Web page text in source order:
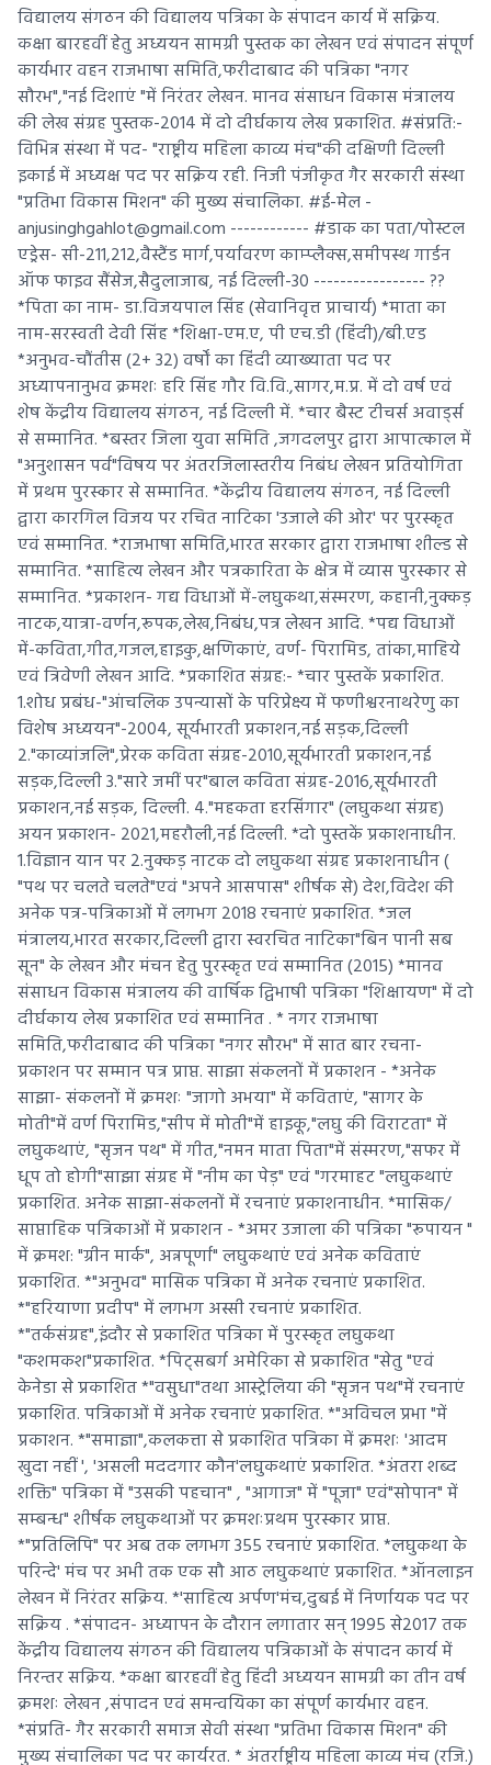
विद्यालय संगठन की विद्यालय पत्रिका के संपादन कार्य में सक्रिय.
कक्षा बारहवीं हेतु अध्ययन सामग्री पुस्तक का लेखन एवं संपादन संपूर्ण
कार्यभार वहन राजभाषा समिति,फरीदाबाद की पत्रिका "नगर
सौरभ","नई दिशाएं "में निरंतर लेखन. मानव संसाधन विकास मंत्रालय
की लेख संग्रह पुस्तक-2014 में दो दीर्घकाय लेख प्रकाशित. #संप्रति:-
विभिन्न संस्था में पद- "राष्ट्रीय महिला काव्य मंच"की दक्षिणी दिल्ली
इकाई में अध्यक्ष पद पर सक्रिय रही. निजी पंजीकृत गैर सरकारी संस्था
"प्रतिभा विकास मिशन" की मुख्य संचालिका. #ई-मेल -
anjusinghgahlot@gmail.com ------------ #डाक का पता/पोस्टल
एड्रेस- सी-211,212,वैस्टैंड मार्ग,पर्यावरण काम्प्लैक्स,समीपस्थ गार्डन
ऑफ फाइव सैंसेज,सैदुलाजाब, नई दिल्ली-30 ----------------- ??
*पिता का नाम- डा.विजयपाल सिंह (सेवानिवृत्त प्राचार्य) *माता का
नाम-सरस्वती देवी सिंह *शिक्षा-एम.ए, पी एच.डी (हिंदी)/बी.एड
*अनुभव-चौंतीस (2+ 32) वर्षों का हिंदी व्याख्याता पद पर
अध्यापनानुभव क्रमशः हरि सिंह गौर वि.वि.,सागर,म.प्र. में दो वर्ष एवं
शेष केंद्रीय विद्यालय संगठन, नई दिल्ली में. *चार बैस्ट टीचर्स अवार्ड्स
से सम्मानित. *बस्तर जिला युवा समिति ,जगदलपुर द्वारा आपात्काल में
"अनुशासन पर्व"विषय पर अंतरजिलास्तरीय निबंध लेखन प्रतियोगिता
में प्रथम पुरस्कार से सम्मानित. *केंद्रीय विद्यालय संगठन, नई दिल्ली
द्वारा कारगिल विजय पर रचित नाटिका 'उजाले की ओर' पर पुरस्कृत
एवं सम्मानित. *राजभाषा समिति,भारत सरकार द्वारा राजभाषा शील्ड से
सम्मानित. *साहित्य लेखन और पत्रकारिता के क्षेत्र में व्यास पुरस्कार से
सम्मानित. *प्रकाशन- गद्य विधाओं में-लघुकथा,संस्मरण, कहानी,नुक्कड़
नाटक,यात्रा-वर्णन,रूपक,लेख,निबंध,पत्र लेखन आदि. *पद्य विधाओं
में-कविता,गीत,गजल,हाइकु,क्षणिकाएं, वर्ण- पिरामिड, तांका,माहिये
एवं त्रिवेणी लेखन आदि. *प्रकाशित संग्रह:- *चार पुस्तकें प्रकाशित.
1.शोध प्रबंध-"आंचलिक उपन्यासों के परिप्रेक्ष्य में फणीश्वरनाथरेणु का
विशेष अध्ययन"-2004, सूर्यभारती प्रकाशन,नई सड़क,दिल्ली
2."काव्यांजलि",प्रेरक कविता संग्रह-2010,सूर्यभारती प्रकाशन,नई
सड़क,दिल्ली 3."सारे जमीं पर"बाल कविता संग्रह-2016,सूर्यभारती
प्रकाशन,नई सड़क, दिल्ली. 4."महकता हरसिंगार" (लघुकथा संग्रह)
अयन प्रकाशन- 2021,महरौली,नई दिल्ली. *दो पुस्तकें प्रकाशनाधीन.
1.विज्ञान यान पर 2.नुक्कड़ नाटक दो लघुकथा संग्रह प्रकाशनाधीन (
"पथ पर चलते चलते"एवं "अपने आसपास" शीर्षक से) देश,विदेश की
अनेक पत्र-पत्रिकाओं में लगभग 2018 रचनाएं प्रकाशित. *जल
मंत्रालय,भारत सरकार,दिल्ली द्वारा स्वरचित नाटिका"बिन पानी सब
सून" के लेखन और मंचन हेतु पुरस्कृत एवं सम्मानित (2015) *मानव
संसाधन विकास मंत्रालय की वार्षिक द्विभाषी पत्रिका "शिक्षायण" में दो
दीर्घकाय लेख प्रकाशित एवं सम्मानित . * नगर राजभाषा
समिति,फरीदाबाद की पत्रिका "नगर सौरभ" में सात बार रचना-
प्रकाशन पर सम्मान पत्र प्राप्त. साझा संकलनों में प्रकाशन - *अनेक
साझा- संकलनों में क्रमशः "जागो अभया" में कविताएं, "सागर के
मोती"में वर्ण पिरामिड,"सीप में मोती"में हाइकू,"लघु की विराटता" में
लघुकथाएं, "सृजन पथ" में गीत,"नमन माता पिता"में संस्मरण,"सफर में
धूप तो होगी"साझा संग्रह में "नीम का पेड़" एवं "गरमाहट "लघुकथाएं
प्रकाशित. अनेक साझा-संकलनों में रचनाएं प्रकाशनाधीन. *मासिक/
साप्ताहिक पत्रिकाओं में प्रकाशन - *अमर उजाला की पत्रिका "रूपायन "
में क्रमश: "ग्रीन मार्क", अन्नपूर्णा" लघुकथाएं एवं अनेक कविताएं
प्रकाशित. *"अनुभव" मासिक पत्रिका में अनेक रचनाएं प्रकाशित.
*"हरियाणा प्रदीप" में लगभग अस्सी रचनाएं प्रकाशित.
*"तर्कसंग्रह",इंदौर से प्रकाशित पत्रिका में पुरस्कृत लघुकथा
"कशमकश"प्रकाशित. *पिट्सबर्ग अमेरिका से प्रकाशित "सेतु "एवं
केनेडा से प्रकाशित *"वसुधा"तथा आस्ट्रेलिया की "सृजन पथ"में रचनाएं
प्रकाशित. पत्रिकाओं में अनेक रचनाएं प्रकाशित. *"अविचल प्रभा "में
प्रकाशन. *"समाज्ञा",कलकत्ता से प्रकाशित पत्रिका में क्रमशः 'आदम
खुदा नहीं ', 'असली मददगार कौन'लघुकथाएं प्रकाशित. *अंतरा शब्द
शक्ति" पत्रिका में "उसकी पहचान" , "आगाज" में "पूजा" एवं"सोपान" में
सम्बन्ध" शीर्षक लघुकथाओं पर क्रमशःप्रथम पुरस्कार प्राप्त.
*"प्रतिलिपि" पर अब तक लगभग 355 रचनाएं प्रकाशित. *लघुकथा के
परिन्दे' मंच पर अभी तक एक सौ आठ लघुकथाएं प्रकाशित. *ऑनलाइन
लेखन में निरंतर सक्रिय. *'साहित्य अर्पण'मंच,दुबई में निर्णायक पद पर
सक्रिय . *संपादन- अध्यापन के दौरान लगातार सन् 1995 से2017 तक
केंद्रीय विद्यालय संगठन की विद्यालय पत्रिकाओं के संपादन कार्य में
निरन्तर सक्रिय. *कक्षा बारहवीं हेतु हिंदी अध्ययन सामग्री का तीन वर्ष
क्रमशः लेखन ,संपादन एवं समन्वयिका का संपूर्ण कार्यभार वहन.
*संप्रति- गैर सरकारी समाज सेवी संस्था "प्रतिभा विकास मिशन" की
मुख्य संचालिका पद पर कार्यरत. * अंतर्राष्ट्रीय महिला काव्य मंच (रजि.)